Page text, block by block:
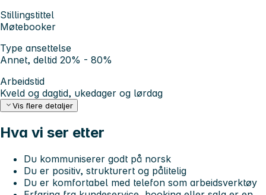
Stillingstittel
Møtebooker
Type ansettelse
Annet, deltid 20% - 80%
Arbeidstid
Kveld og dagtid, ukedager og lørdag
Vis flere detaljer
Hva vi ser etter
Du kommuniserer godt på norsk
Du er positiv, strukturert og pålitelig
Du er komfortabel med telefon som arbeidsverktøy